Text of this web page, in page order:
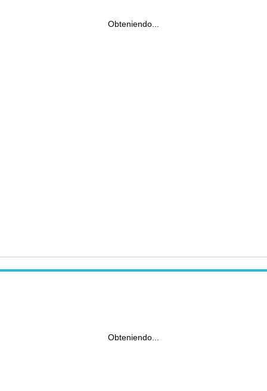
Obteniendo...
Obteniendo...